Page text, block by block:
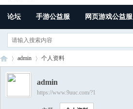
论坛 手游公益服 网页游戏公益服
›
admin 个人资料
admin
https://www.9uuc.com/?1